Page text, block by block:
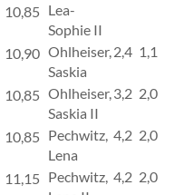
10,85
10,90
10,85
10,85
11,15
Lea-
Sophie II
Ohlheiser,
Saskia
2,4 1,1
Ohlheiser,
Saskia II
3,2 2,0
Pechwitz,
Lena
4,2 2,0
Pechwitz, 4,2 2,0